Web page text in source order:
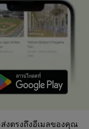
งตรงถึงอีเมลของคุณ